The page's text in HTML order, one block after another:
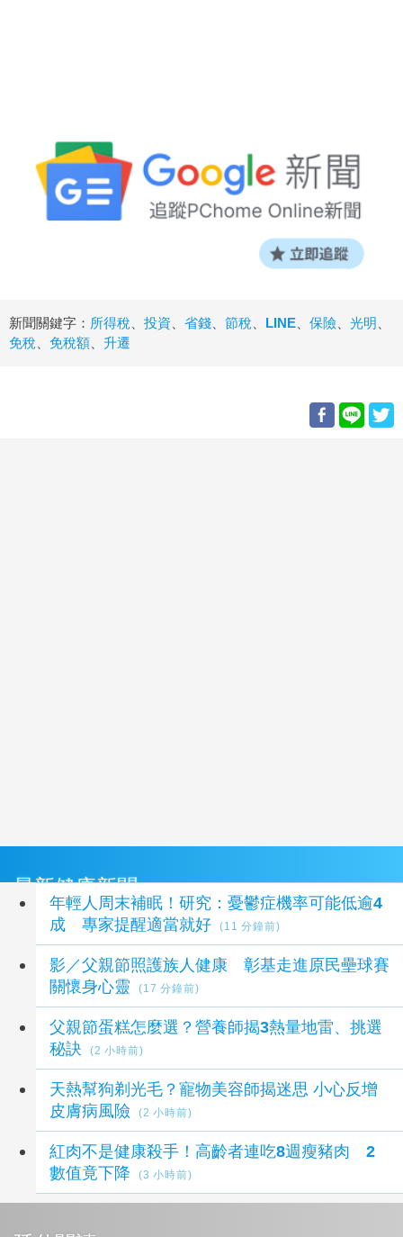
新聞關鍵字： 所得稅 投資 省錢 節稅 LINE 保險 光明
免稅
免稅額 升遷
最新健康新聞
年輕人周末補眠！研究：憂鬱症機率可能低逾4
成 專家提醒適當就好
(11 分鐘前)
影／父親節照護族人健康 彰基走進原民壘球賽
關懷身心靈
(17 分鐘前)
父親節蛋糕怎麼選？營養師揭3熱量地雷、挑選
秘訣
(2 小時前)
天熱幫狗剃光毛？寵物美容師揭迷思 小心反增
皮膚病風險
(2 小時前)
紅肉不是健康殺手！高齡者連吃8週瘦豬肉 2
數值竟下降
(3 小時前)